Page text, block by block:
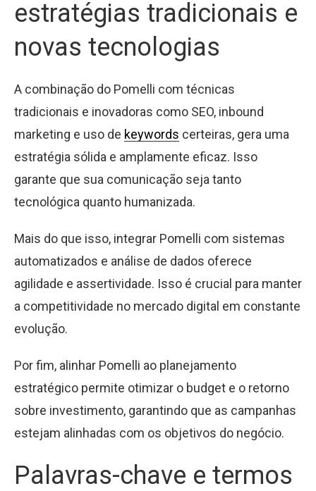
estratégias tradicionais e
novas tecnologias
A combinação do Pomelli com técnicas
tradicionais e inovadoras como SEO, inbound
marketing e uso de keywords certeiras, gera uma
estratégia sólida e amplamente eficaz. Isso
garante que sua comunicação seja tanto
tecnológica quanto humanizada.
Mais do que isso, integrar Pomelli com sistemas
automatizados e análise de dados oferece
agilidade e assertividade. Isso é crucial para manter
a competitividade no mercado digital em constante
evolução.
Por fim, alinhar Pomelli ao planejamento
estratégico permite otimizar o budget e o retorno
sobre investimento, garantindo que as campanhas
estejam alinhadas com os objetivos do negócio.
Palavras-chave e termos